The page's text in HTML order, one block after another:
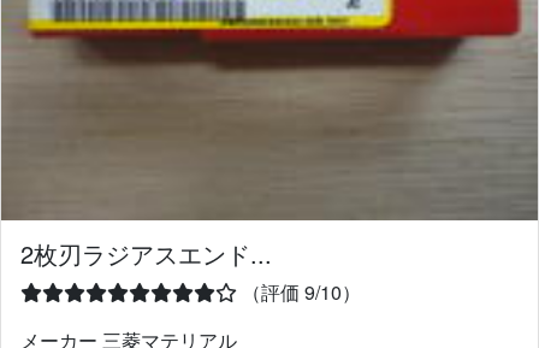
2枚刃ラジアスエンド...
（評価 9/10）
メーカー 三菱マテリアル